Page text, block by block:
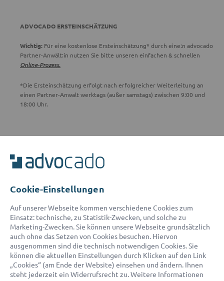
ADVOCADO ERSTEINSCHÄTZUNG
Wichtig: Für eine kostenlose Ersteinschätzung* durch eine:n advocado
Partner-Anwält:in nutzen Sie bitte unseren einfachen & schnellen
Online-Prozess.
*Die Ersteinschätzung erfolgt nach erfolgreicher Weiterleitung an
einen Partner-Anwalt werktags (außer samstags) zwischen 9:00 und
18:00 Uhr.
Unser Serviceteam ist von 8:00 bis 17:00 Uhr für Sie erreichbar.
E-Mail:
service@advocado.com
© 2026 advocado - einfach online den passenden Rechtsanwalt finden
Cookie-Einstellungen
Auf unserer Webseite kommen verschiedene Cookies zum
Einsatz: technische, zu Statistik-Zwecken, und solche zu
Marketing-Zwecken. Sie können unsere Webseite grundsätzlich
auch ohne das Setzen von Cookies besuchen. Hiervon
ausgenommen sind die technisch notwendigen Cookies. Sie
können die aktuellen Einstellungen durch Klicken auf den Link
„Cookies“ (am Ende der Website) einsehen und ändern. Ihnen
steht jederzeit ein Widerrufsrecht zu. Weitere Informationen